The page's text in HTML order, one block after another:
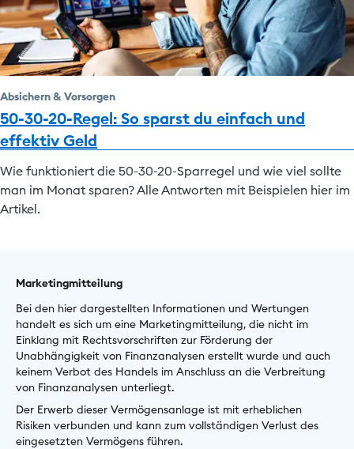
Absichern & Vorsorgen
50-30-20-Regel: So sparst du einfach und
effektiv Geld
Wie funktioniert die 50-30-20-Sparregel und wie viel sollte
man im Monat sparen? Alle Antworten mit Beispielen hier im
Artikel.
Marketingmitteilung
Bei den hier dargestellten Informationen und Wertungen
handelt es sich um eine Marketingmitteilung, die nicht im
Einklang mit Rechtsvorschriften zur Förderung der
Unabhängigkeit von Finanzanalysen erstellt wurde und auch
keinem Verbot des Handels im Anschluss an die Verbreitung
von Finanzanalysen unterliegt.
Der Erwerb dieser Vermögensanlage ist mit erheblichen
Risiken verbunden und kann zum vollständigen Verlust des
eingesetzten Vermögens führen.